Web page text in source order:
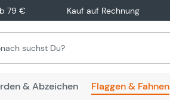
79 € Kauf auf Rechnung
& Abzeichen Flaggen & Fahnen